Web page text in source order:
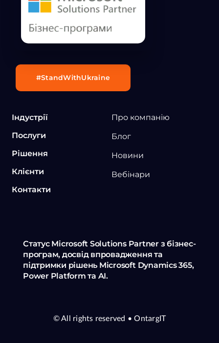
Індустрії
Послуги
Рішення
Клієнти
Контакти
Про компанію
Блог
Новини
Вебінари
Статус Microsoft Solutions Partner з бізнес-
програм, досвід впровадження та
підтримки рішень Microsoft Dynamics 365,
Power Platform та AI.
#StandWithUkraine
© All rights reserved • OntargIT